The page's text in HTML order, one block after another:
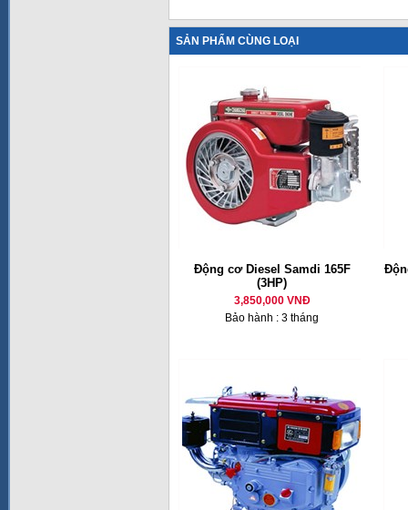
SẢN PHẨM CÙNG LOẠI
Động cơ Diesel Samdi 165F
(3HP)
3,850,000 VNĐ
Bảo hành : 3 tháng